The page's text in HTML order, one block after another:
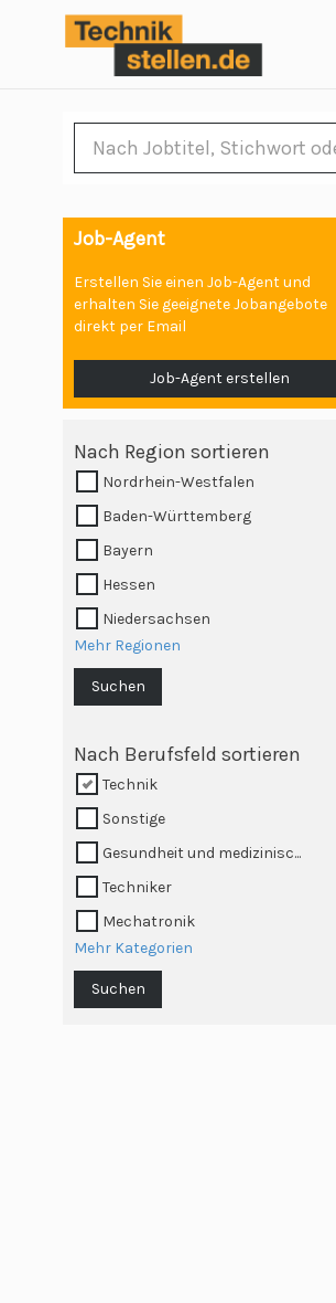
Job-Agent
Erstellen Sie einen Job-Agent und
erhalten Sie geeignete Jobangebote
direkt per Email
Job-Agent erstellen
Nach Region sortieren
Nordrhein-Westfalen
Baden-Württemberg
Bayern
Hessen
Niedersachsen
Mehr Regionen
Suchen
Nach Berufsfeld sortieren
Technik
Sonstige
Gesundheit und medizinisc...
Techniker
Mechatronik
Mehr Kategorien
Suchen